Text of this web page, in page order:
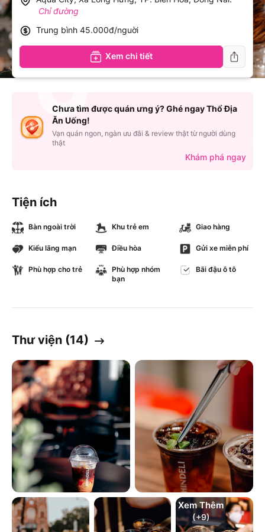
Tiện ích
Bàn ngoài trời Khu trẻ em Giao hàng
Kiểu lãng mạn Điều hòa Gửi xe miễn phí
Phù hợp cho trẻ
Phù hợp nhóm
bạn
Bãi đậu ô tô
Thư viện (14)
Xem Thêm
(+9)
Chỉ đường
Trung bình 45.000đ/nguời
Xem chi tiết
Chưa tìm được quán ưng ý? Ghé ngay Thổ Địa
Ăn Uống!
Vạn quán ngon, ngàn ưu đãi & review thật từ người dùng
thật
Khám phá ngay